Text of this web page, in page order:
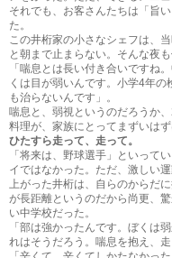
それでも、お客さんたちは「旨
た。
この井桁家の小さなシェフは、
と朝まで止まらない。そんな夜も
「喘息とは長い付き合いですね
くは目が弱いんです。小学4年
も治らないんです」。
喘息と、弱視というのだろうか
料理が、家族にとってまずいはず
ひたすら走って、走って。
「将来は、野球選手」といって
イではなかった。ただ、激しい
上がった井桁は、自らのからだ
が長距離というのだから尚更、
い中学校だった。
「部は強かったんです。ぼくは
れはそうだろう。喘息を抱え、走